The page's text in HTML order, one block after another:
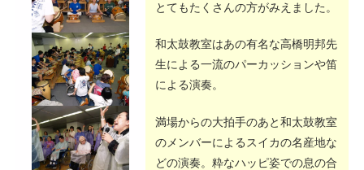
とてもたくさんの方がみえました。
和太鼓教室はあの有名な高橋明邦先
生による一流のパーカッションや笛
による演奏。
満場からの大拍手のあと和太鼓教室
のメンバーによるスイカの名産地な
どの演奏。粋なハッピ姿での息の合